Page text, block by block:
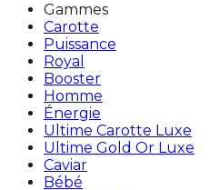
Gammes
Carotte
Puissance
Royal
Booster
Homme
Énergie
Ultime Carotte Luxe
Ultime Gold Or Luxe
Caviar
Bébé